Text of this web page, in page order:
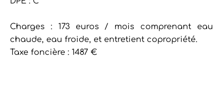
Charges : 173 euros / mois comprenant eau
chaude, eau froide, et entretient copropriété.
Taxe foncière : 1487 €